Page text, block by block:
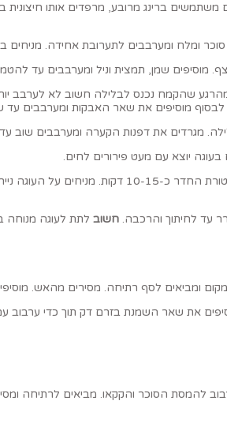
ברינג מרובע, מרפדים אותו חיצונית
ומלח ומערבבים לתערובת אחידה. מניחים
שהקמח נכנס לבלילה חשוב לא לערבב
מוסיפים את שאר האבקות ומערבבים
מגרדים את דפנות הקערה ומערבבים שוב
מוציאים מהתנור ועוברים עם סכין בין דפנות
עד לחיתוך והרכבה. חשוב לתת לעוגה
את שאר השמנת בזרם דק תוך כדי ערבוב
להמסת הסוכר והקקאו. מביאים לרתיחה